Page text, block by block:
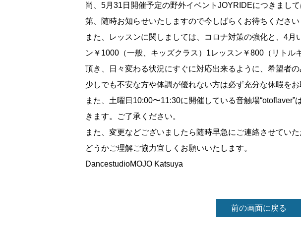
尚、 5月 31 日開催予定の野外イベント JOYRIDEにつきまし
第、随時お知らせいたしますので今しばらくお待ちください
また、レッスンに関しましては、コロナ対策の強化と、 4月
ン￥ 1000 （一般、キッズクラス） 1レッスン￥800 （リトル
頂き、日々変わる状況にすぐに対応出来るように、希望者
少しでも不安な方や体調が優れない方は必ず充分な休暇をお
また、土曜日 10:00〜11:30に開催している音触場“otoflaver”
きます。ご了承ください。
また、変更などございましたら随時早急にご連絡させていた
どうかご理解ご協力宜しくお願いいたします。
DancestudioMOJO Katsuya
前の画面に戻る